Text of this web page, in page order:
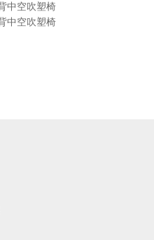
中空吹塑椅
中空吹塑椅